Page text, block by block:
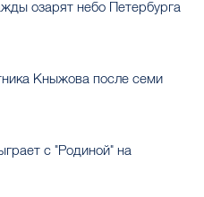
озарят небо Петербурга
Кныжова после семи
с "Родиной" на